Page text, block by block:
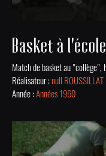
Basket à l'école
Réalisateur :null ROUSSILLAT
Année :Années 1960